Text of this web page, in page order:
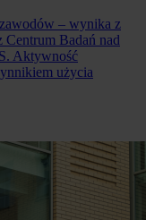
– wynika z
Centrum Badań nad
Aktywność
użycia